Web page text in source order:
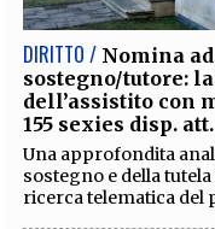
DIRITTO / Nomina
sostegno/tutore:
dell’assistito con
155 sexies disp.
Una approfondita
sostegno e della
ricerca telematica del